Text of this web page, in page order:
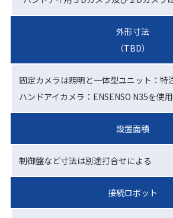
外形寸法
（TBD）
固定カメラは照明と一体型ユニット：
ハンドアイカメラ：ENSENSO N35を使用
設置面積
制御盤など寸法は別途打合せによる
接続ロボット